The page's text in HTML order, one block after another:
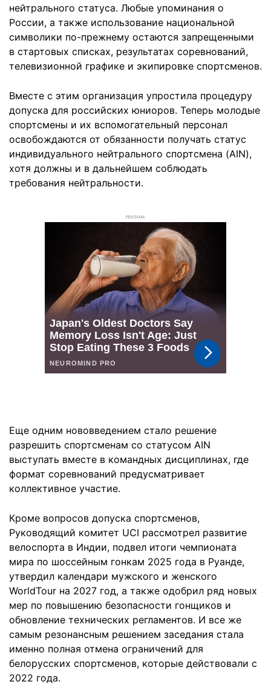
нейтрального статуса. Любые упоминания о
России, а также использование национальной
символики по-прежнему остаются запрещенными
в стартовых списках, результатах соревнований,
телевизионной графике и экипировке спортсменов.
Вместе с этим организация упростила процедуру
допуска для российских юниоров. Теперь молодые
спортсмены и их вспомогательный персонал
освобождаются от обязанности получать статус
индивидуального нейтрального спортсмена (AIN),
хотя должны и в дальнейшем соблюдать
требования нейтральности.
РЕКЛАМА
Еще одним нововведением стало решение
разрешить спортсменам со статусом AIN
выступать вместе в командных дисциплинах, где
формат соревнований предусматривает
коллективное участие.
Кроме вопросов допуска спортсменов,
Руководящий комитет UCI рассмотрел развитие
велоспорта в Индии, подвел итоги чемпионата
мира по шоссейным гонкам 2025 года в Руанде,
утвердил календари мужского и женского
WorldTour на 2027 год, а также одобрил ряд новых
мер по повышению безопасности гонщиков и
обновление технических регламентов. И все же
самым резонансным решением заседания стала
именно полная отмена ограничений для
белорусских спортсменов, которые действовали с
2022 года.